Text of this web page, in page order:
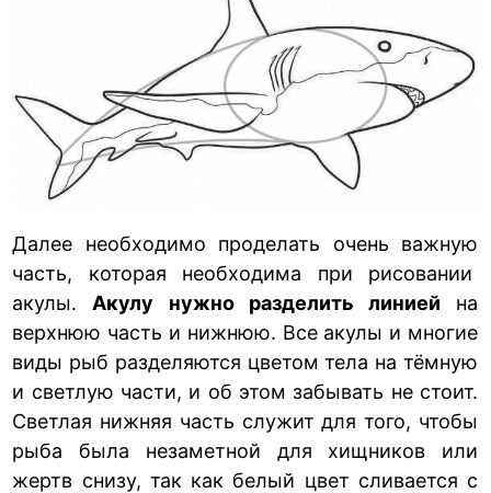
Далее необходимо проделать очень важную
часть, которая необходима при рисовании
акулы. Акулу нужно разделить линией на
верхнюю часть и нижнюю. Все акулы и многие
виды рыб разделяются цветом тела на тёмную
и светлую части, и об этом забывать не стоит.
Светлая нижняя часть служит для того, чтобы
рыба была незаметной для хищников или
жертв снизу, так как белый цвет сливается с